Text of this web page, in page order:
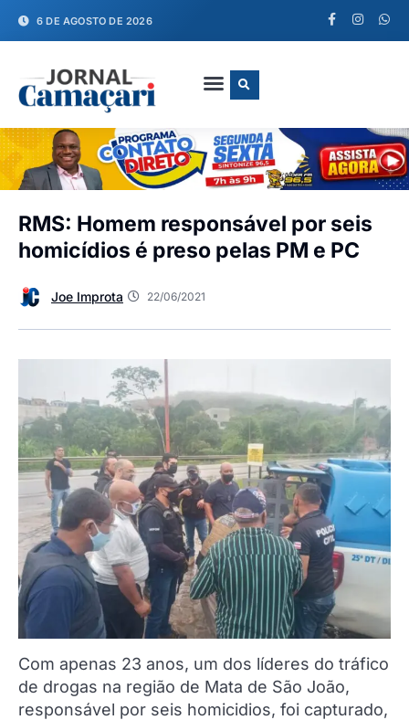
6 DE AGOSTO DE 2026
RMS: Homem responsável por seis
homicídios é preso pelas PM e PC
Joe Improta 22/06/2021
Com apenas 23 anos, um dos líderes do tráfico
de drogas na região de Mata de São João,
responsável por seis homicidios, foi capturado,